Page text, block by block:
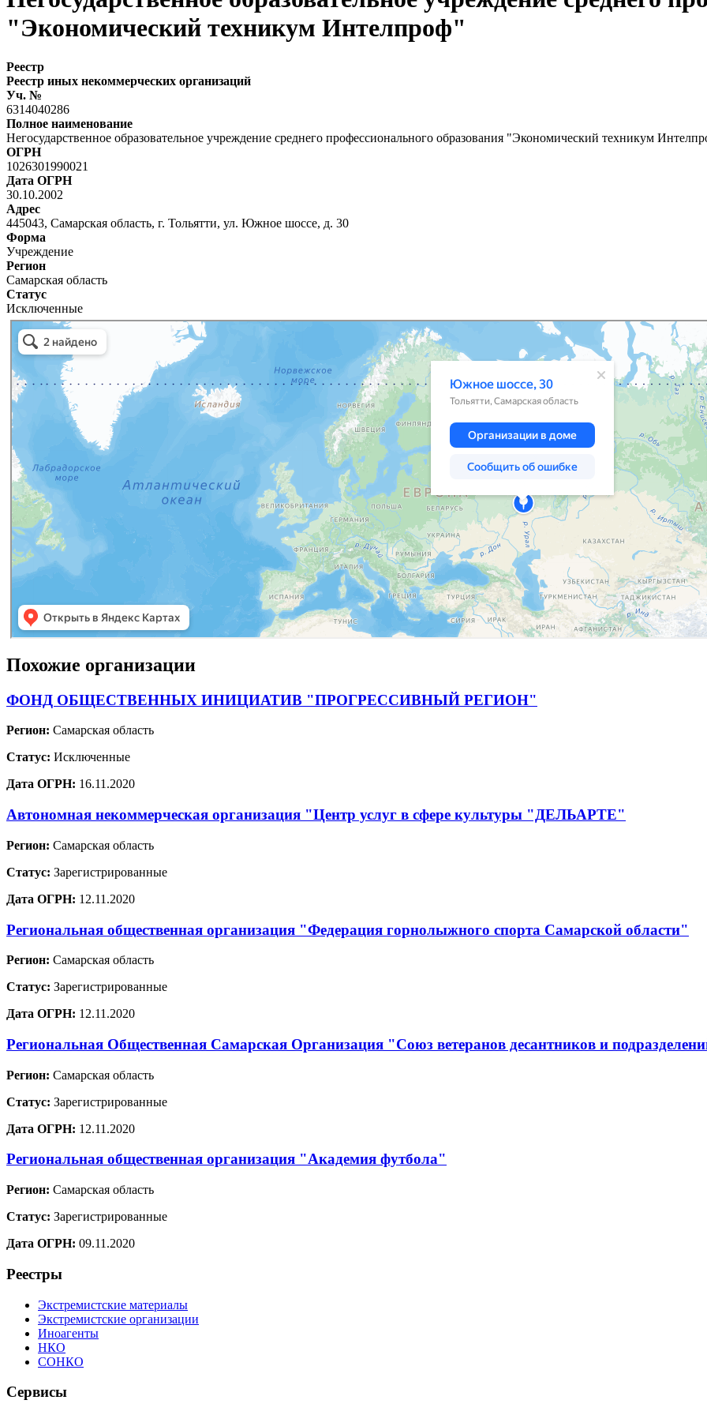
"Экономический техникум Интелпроф"
Реестр
Реестр иных некоммерческих организаций
Уч. №
6314040286
Полное наименование
Негосударственное образовательное учреждение среднего профессионального образования "Экономический техникум
ОГРН
1026301990021
Дата ОГРН
30.10.2002
Адрес
445043, Самарская область, г. Тольятти, ул. Южное шоссе, д. 30
Форма
Учреждение
Регион
Самарская область
Статус
Исключенные
Похожие организации
ФОНД ОБЩЕСТВЕННЫХ ИНИЦИАТИВ "ПРОГРЕССИВНЫЙ РЕГИОН"
Регион: Самарская область
Статус: Исключенные
Дата ОГРН: 16.11.2020
Автономная некоммерческая организация "Центр услуг в сфере культуры "ДЕЛЬАРТЕ"
Регион: Самарская область
Статус: Зарегистрированные
Дата ОГРН: 12.11.2020
Региональная общественная организация "Федерация горнолыжного спорта Самарской области"
Регион: Самарская область
Статус: Зарегистрированные
Дата ОГРН: 12.11.2020
Региональная Общественная Самарская Организация "Союз ветеранов десантников и
Регион: Самарская область
Статус: Зарегистрированные
Дата ОГРН: 12.11.2020
Региональная общественная организация "Академия футбола"
Регион: Самарская область
Статус: Зарегистрированные
Дата ОГРН: 09.11.2020
Реестры
Экстремистские материалы
Экстремистские организации
Иноагенты
НКО
СОНКО
Сервисы